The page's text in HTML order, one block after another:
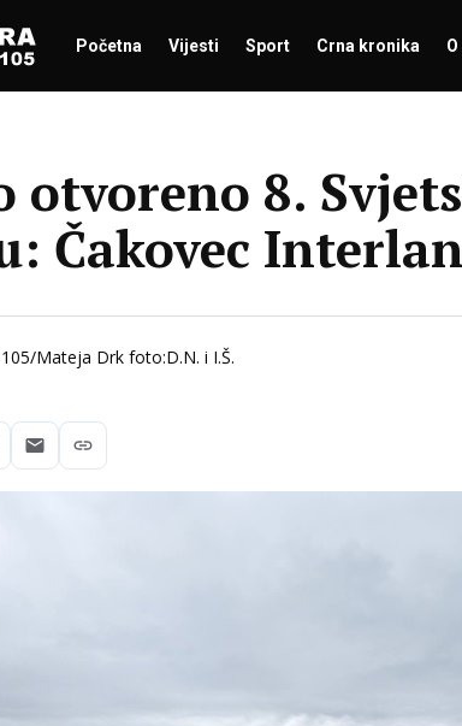
Početna Vijesti Sport Crna kronika
otvoreno 8.
Čakovec
Mateja Drk foto:D.N. i I.Š.